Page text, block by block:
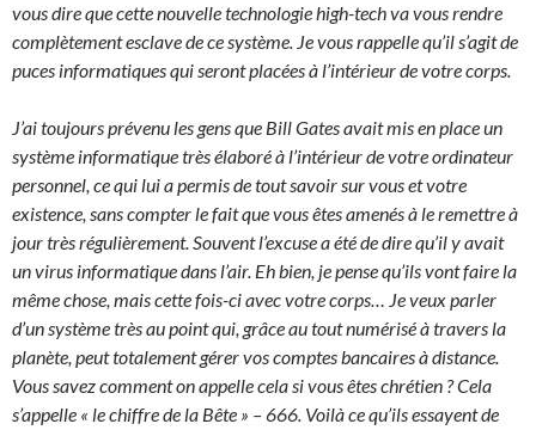
vous dire que cette nouvelle technologie high-tech va vous rendre
complètement esclave de ce système. Je vous rappelle qu’il s’agit de
puces informatiques qui seront placées à l’intérieur de votre corps.
J’ai toujours prévenu les gens que Bill Gates avait mis en place un
système informatique très élaboré à l’intérieur de votre ordinateur
personnel, ce qui lui a permis de tout savoir sur vous et votre
existence, sans compter le fait que vous êtes amenés à le remettre à
jour très régulièrement. Souvent l’excuse a été de dire qu’il y avait
un virus informatique dans l’air. Eh bien, je pense qu’ils vont faire la
même chose, mais cette fois-ci avec votre corps… Je veux parler
d’un système très au point qui, grâce au tout numérisé à travers la
planète, peut totalement gérer vos comptes bancaires à distance.
Vous savez comment on appelle cela si vous êtes chrétien ? Cela
s’appelle « le chiffre de la Bête » – 666. Voilà ce qu’ils essayent de